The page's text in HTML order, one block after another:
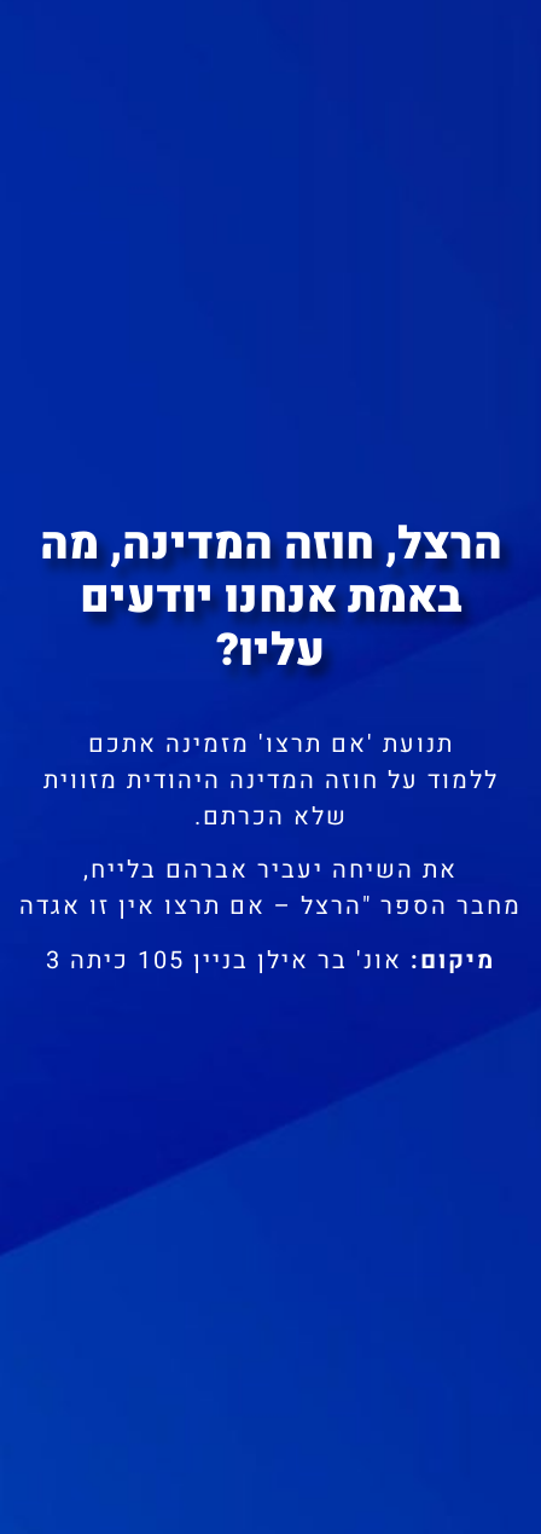
הרצל, חוזה המדינה, מה
באמת אנחנו יודעים
עליו?
תנועת 'אם תרצו' מזמינה אתכם
ללמוד על חוזה המדינה היהודית מזווית
שלא הכרתם.
את השיחה יעביר אברהם בלייח,
מחבר הספר "הרצל – אם תרצו אין זו אגדה
מיקום: אונ' בר אילן בניין 105 כיתה 3